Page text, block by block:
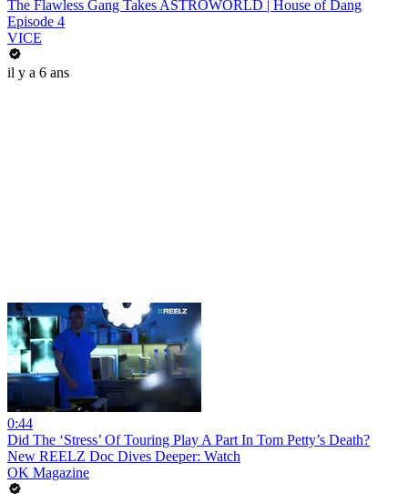
The Flawless Gang Takes ASTROWORLD | House of Dang
Episode 4
VICE
il y a 6 ans
0:44
Did The ‘Stress’ Of Touring Play A Part In Tom Petty’s Death?
New REELZ Doc Dives Deeper: Watch
OK Magazine